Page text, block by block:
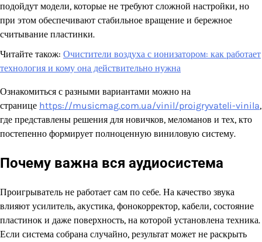
подойдут модели, которые не требуют сложной настройки, но
при этом обеспечивают стабильное вращение и бережное
считывание пластинки.
Читайте також: Очистители воздуха с ионизатором: как работает
технология и кому она действительно нужна
Ознакомиться с разными вариантами можно на
странице https://musicmag.com.ua/vinil/proigryvateli-vinila,
где представлены решения для новичков, меломанов и тех, кто
постепенно формирует полноценную виниловую систему.
Почему важна вся аудиосистема
Проигрыватель не работает сам по себе. На качество звука
влияют усилитель, акустика, фонокорректор, кабели, состояние
пластинок и даже поверхность, на которой установлена техника.
Если система собрана случайно, результат может не раскрыть